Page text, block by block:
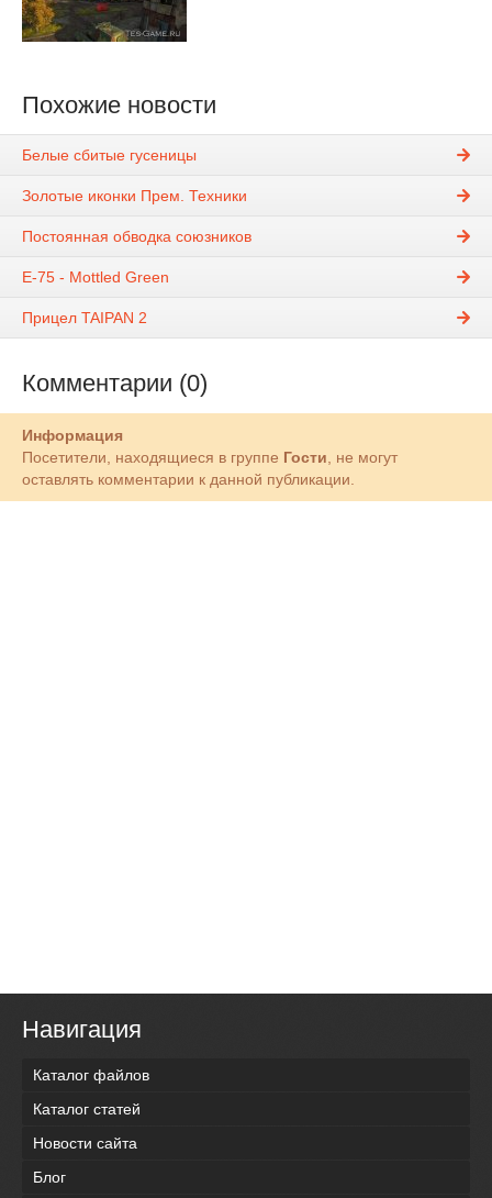
Похожие новости
Белые сбитые гусеницы
Золотые иконки Прем. Техники
Постоянная обводка союзников
E-75 - Mottled Green
Прицел TAIPAN 2
Комментарии (0)
Информация
Посетители, находящиеся в группе Гости , не могут
оставлять комментарии к данной публикации.
Навигация
Каталог файлов
Каталог статей
Новости сайта
Блог